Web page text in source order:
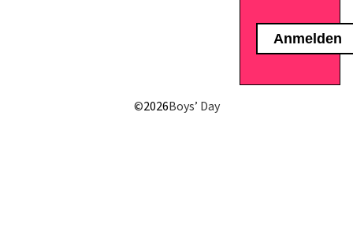
©2026Boys’ Day